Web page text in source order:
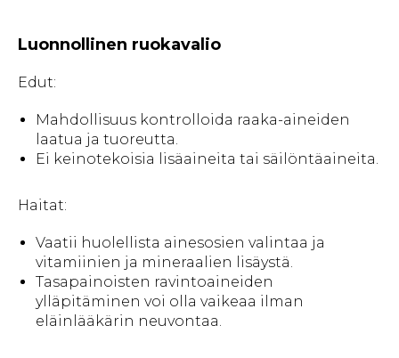
Luonnollinen ruokavalio
Edut:
Mahdollisuus kontrolloida raaka-aineiden
laatua ja tuoreutta.
Ei keinotekoisia lisäaineita tai säilöntäaineita.
Haitat:
Vaatii huolellista ainesosien valintaa ja
vitamiinien ja mineraalien lisäystä.
Tasapainoisten ravintoaineiden
ylläpitäminen voi olla vaikeaa ilman
eläinlääkärin neuvontaa.